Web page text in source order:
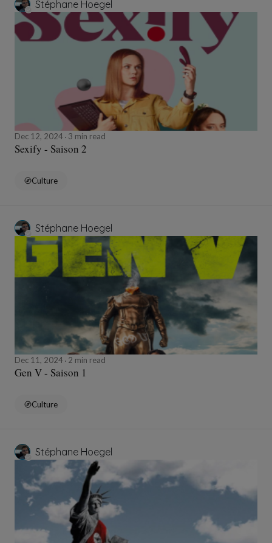
Stéphane Hoegel
Dec 12, 2024 3 min read
Sexify - Saison 2
Culture
Stéphane Hoegel
Dec 11, 2024 2 min read
Gen V - Saison 1
Culture
Stéphane Hoegel